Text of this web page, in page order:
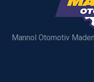
Mannol Otomotiv